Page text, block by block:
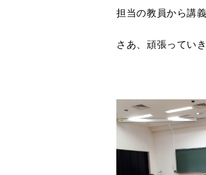
担当の教員から講
さあ、頑張ってい